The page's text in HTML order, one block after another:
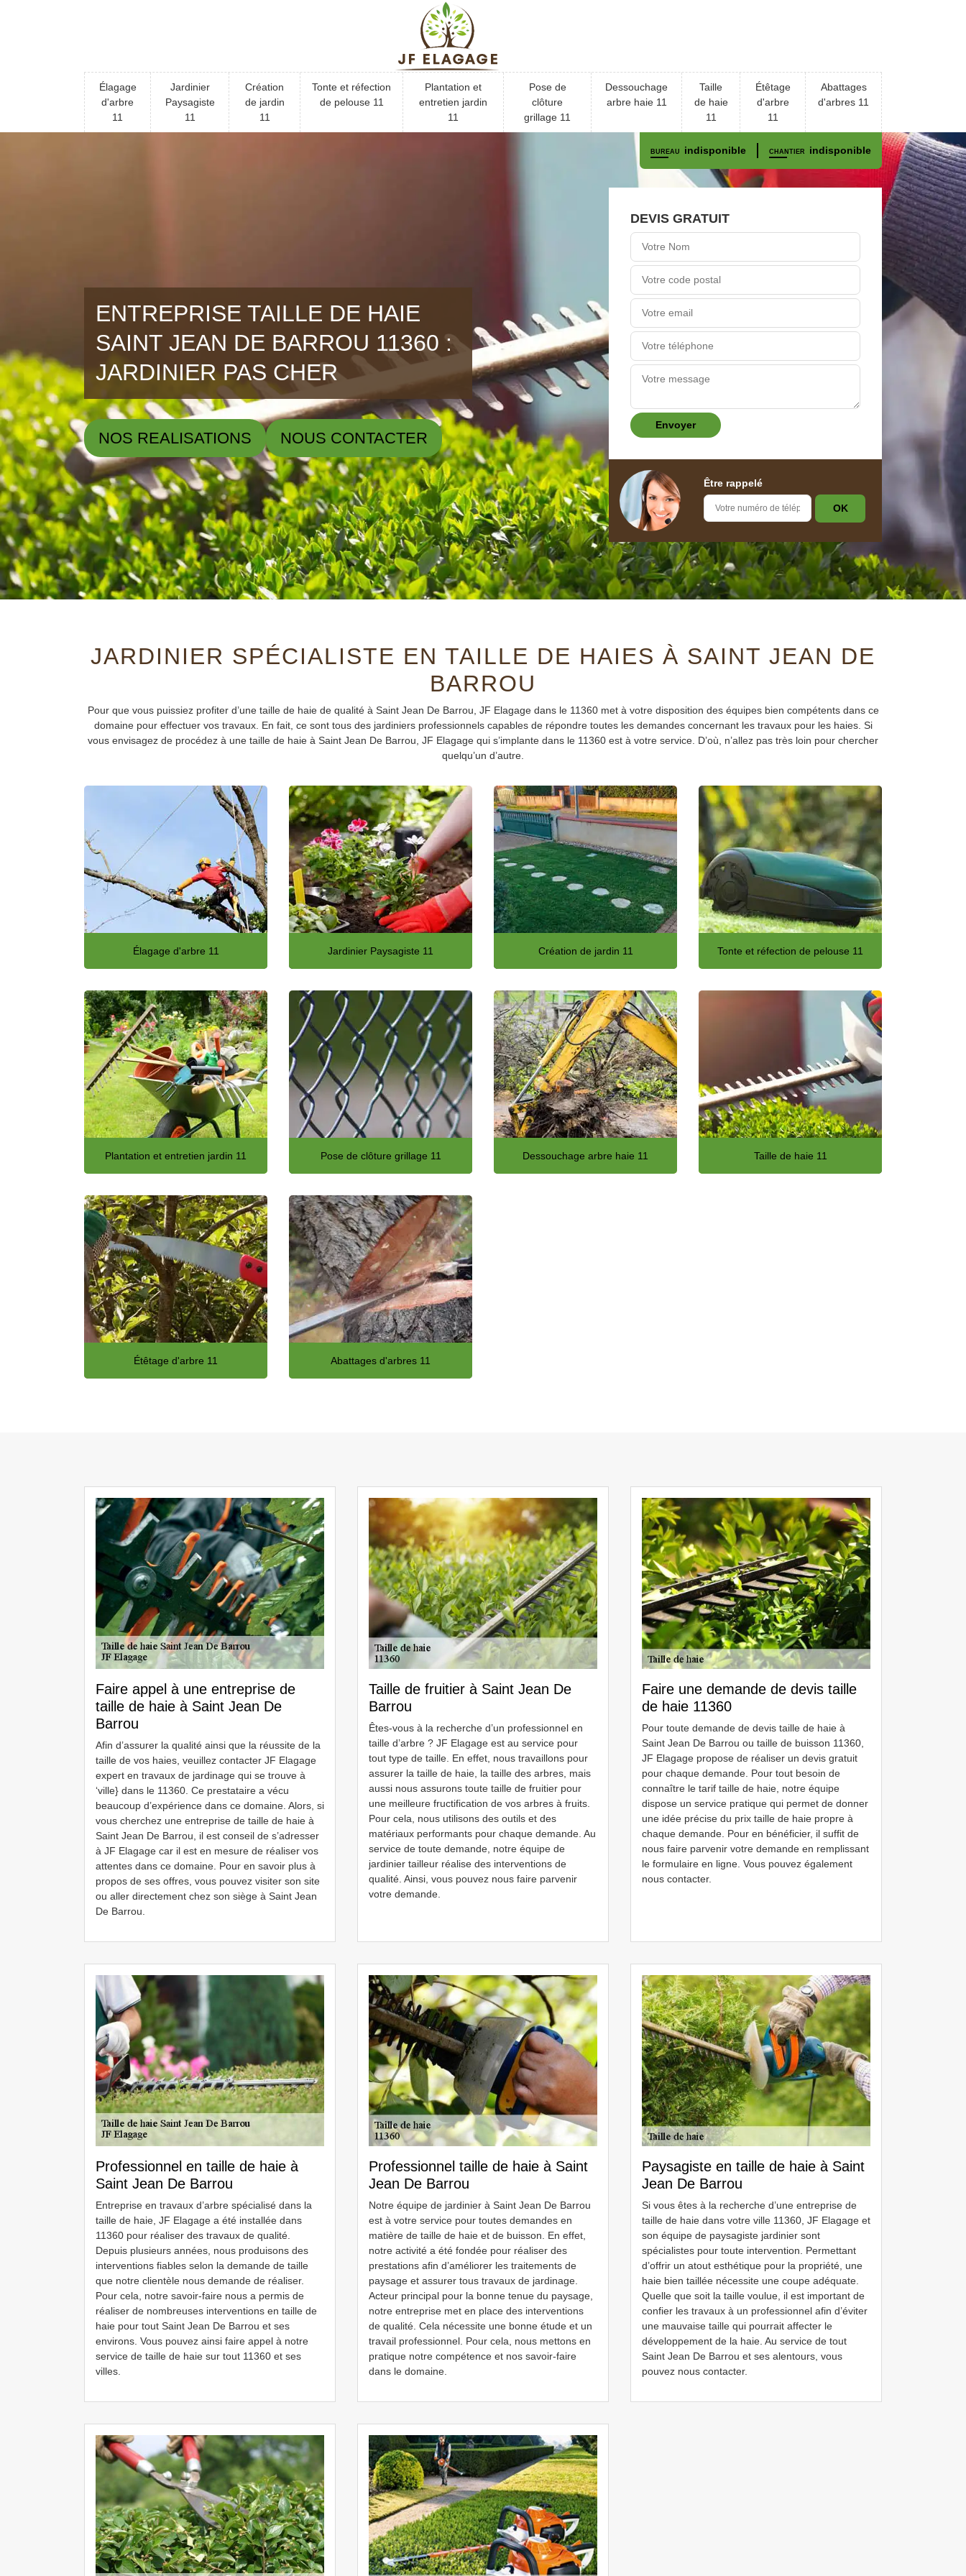
Élagage
d'arbre
11
Jardinier
Paysagiste
11
Création
de jardin
11
Tonte et réfection
de pelouse 11
Plantation et
entretien jardin
11
Pose de
clôture
grillage 11
Dessouchage
arbre haie 11
Taille
de haie
11
Étêtage
d'arbre
11
Abattages
d'arbres 11
BUREAU indisponible CHANTIER indisponible
ENTREPRISE TAILLE DE HAIE
SAINT JEAN DE BARROU 11360 :
JARDINIER PAS CHER
NOS REALISATIONS NOUS CONTACTER
DEVIS GRATUIT
Être rappelé
JARDINIER SPÉCIALISTE EN TAILLE DE HAIES À SAINT JEAN DE
BARROU
Pour que vous puissiez profiter d’une taille de haie de qualité à Saint Jean De Barrou, JF Elagage dans le 11360 met à votre disposition des équipes bien compétents dans ce
domaine pour effectuer vos travaux. En fait, ce sont tous des jardiniers professionnels capables de répondre toutes les demandes concernant les travaux pour les haies. Si
vous envisagez de procédez à une taille de haie à Saint Jean De Barrou, JF Elagage qui s’implante dans le 11360 est à votre service. D’où, n’allez pas très loin pour chercher
quelqu’un d’autre.
Élagage d'arbre 11 Jardinier Paysagiste 11 Création de jardin 11 Tonte et réfection de pelouse 11
Plantation et entretien jardin 11 Pose de clôture grillage 11 Dessouchage arbre haie 11 Taille de haie 11
Étêtage d'arbre 11 Abattages d'arbres 11
Faire appel à une entreprise de
taille de haie à Saint Jean De
Barrou
Afin d’assurer la qualité ainsi que la réussite de la
taille de vos haies, veuillez contacter JF Elagage
expert en travaux de jardinage qui se trouve à
‘ville} dans le 11360. Ce prestataire a vécu
beaucoup d’expérience dans ce domaine. Alors, si
vous cherchez une entreprise de taille de haie à
Saint Jean De Barrou, il est conseil de s’adresser
à JF Elagage car il est en mesure de réaliser vos
attentes dans ce domaine. Pour en savoir plus à
propos de ses offres, vous pouvez visiter son site
ou aller directement chez son siège à Saint Jean
De Barrou.
Taille de fruitier à Saint Jean De
Barrou
Êtes-vous à la recherche d’un professionnel en
taille d’arbre ? JF Elagage est au service pour
tout type de taille. En effet, nous travaillons pour
assurer la taille de haie, la taille des arbres, mais
aussi nous assurons toute taille de fruitier pour
une meilleure fructification de vos arbres à fruits.
Pour cela, nous utilisons des outils et des
matériaux performants pour chaque demande. Au
service de toute demande, notre équipe de
jardinier tailleur réalise des interventions de
qualité. Ainsi, vous pouvez nous faire parvenir
votre demande.
Faire une demande de devis taille
de haie 11360
Pour toute demande de devis taille de haie à
Saint Jean De Barrou ou taille de buisson 11360,
JF Elagage propose de réaliser un devis gratuit
pour chaque demande. Pour tout besoin de
connaître le tarif taille de haie, notre équipe
dispose un service pratique qui permet de donner
une idée précise du prix taille de haie propre à
chaque demande. Pour en bénéficier, il suffit de
nous faire parvenir votre demande en remplissant
le formulaire en ligne. Vous pouvez également
nous contacter.
Professionnel en taille de haie à
Saint Jean De Barrou
Entreprise en travaux d’arbre spécialisé dans la
taille de haie, JF Elagage a été installée dans
11360 pour réaliser des travaux de qualité.
Depuis plusieurs années, nous produisons des
interventions fiables selon la demande de taille
que notre clientèle nous demande de réaliser.
Pour cela, notre savoir-faire nous a permis de
réaliser de nombreuses interventions en taille de
haie pour tout Saint Jean De Barrou et ses
environs. Vous pouvez ainsi faire appel à notre
service de taille de haie sur tout 11360 et ses
villes.
Professionnel taille de haie à Saint
Jean De Barrou
Notre équipe de jardinier à Saint Jean De Barrou
est à votre service pour toutes demandes en
matière de taille de haie et de buisson. En effet,
notre activité a été fondée pour réaliser des
prestations afin d’améliorer les traitements de
paysage et assurer tous travaux de jardinage.
Acteur principal pour la bonne tenue du paysage,
notre entreprise met en place des interventions
de qualité. Cela nécessite une bonne étude et un
travail professionnel. Pour cela, nous mettons en
pratique notre compétence et nos savoir-faire
dans le domaine.
Paysagiste en taille de haie à Saint
Jean De Barrou
Si vous êtes à la recherche d’une entreprise de
taille de haie dans votre ville 11360, JF Elagage et
son équipe de paysagiste jardinier sont
spécialistes pour toute intervention. Permettant
d’offrir un atout esthétique pour la propriété, une
haie bien taillée nécessite une coupe adéquate.
Quelle que soit la taille voulue, il est important de
confier les travaux à un professionnel afin d’éviter
une mauvaise taille qui pourrait affecter le
développement de la haie. Au service de tout
Saint Jean De Barrou et ses alentours, vous
pouvez nous contacter.